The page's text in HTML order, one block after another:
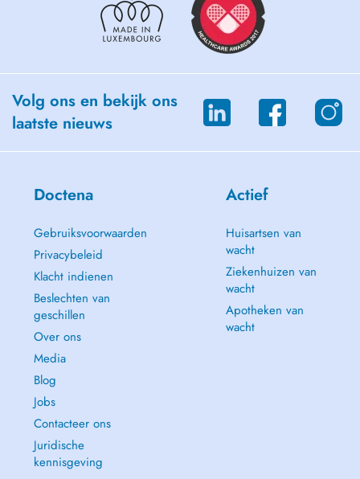
Volg ons en bekijk ons
laatste nieuws
Doctena
Gebruiksvoorwaarden
Privacybeleid
Klacht indienen
Beslechten van
geschillen
Over ons
Media
Blog
Jobs
Contacteer ons
Juridische
kennisgeving
Actief
Huisartsen van
wacht
Ziekenhuizen van
wacht
Apotheken van
wacht